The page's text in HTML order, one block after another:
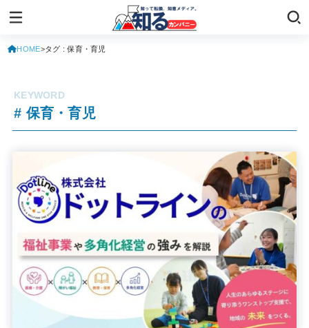
HOME タグ : 保育・育児
# 保育・育児